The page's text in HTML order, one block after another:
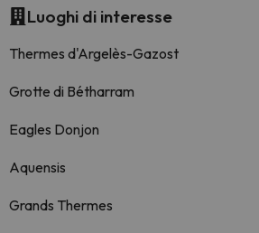
Luoghi di interesse
Thermes d'Argelès-Gazost
Grotte di Bétharram
Eagles Donjon
Aquensis
Grands Thermes